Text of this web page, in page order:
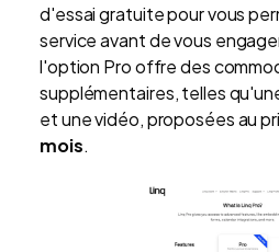
d'essai gratuite pour vous
service avant de vous
l'option Pro offre des
supplémentaires, telles
et une vidéo, proposées au
mois.